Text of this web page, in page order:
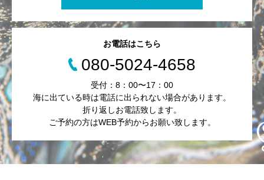
お電話はこちら
080-5024-4658
受付：8：00〜17：00
海に出ている時は電話に出られない場合があります。
折り返しお電話致します。
ご予約の方はWEB予約からお願い致します。